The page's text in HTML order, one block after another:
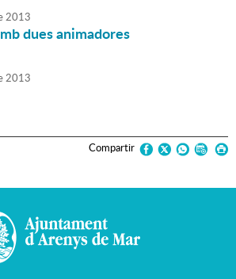
2013
dues animadores
2013
Compartir